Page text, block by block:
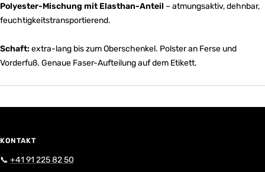
Polyester-Mischung mit Elasthan-Anteil – atmungsaktiv, dehnbar,
feuchtigkeitstransportierend.
Schaft:extra-lang bis zum Oberschenkel. Polster an Ferse und
Vorderfuß. Genaue Faser-Aufteilung auf dem Etikett.
KONTAKT
📞 +41 91 225 82 50